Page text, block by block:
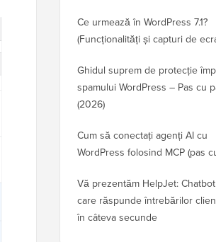
Ce urmează în WordPress 7.1?
(Funcționalități și capturi de
Ghidul suprem de protecție
spamului WordPress – Pas cu
(2026)
Cum să conectați agenți AI cu
WordPress folosind MCP (pas
Vă prezentăm HelpJet:
care răspunde întrebărilor
în câteva secunde